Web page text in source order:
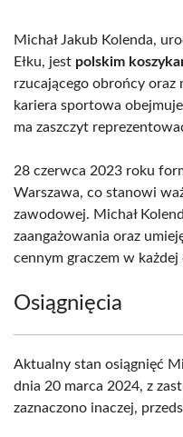
Michał Jakub Kolenda,
Ełku, jest polskim
rzucającego obrońcy oraz
kariera sportowa
ma zaszczyt
28 czerwca 2023 roku
Warszawa, co stanowi
zawodowej. Michał
zaangażowania oraz
cennym graczem w
Osiągnięcia
Aktualny stan osiągnięć
dnia 20 marca 2024, z
zaznaczono inaczej,